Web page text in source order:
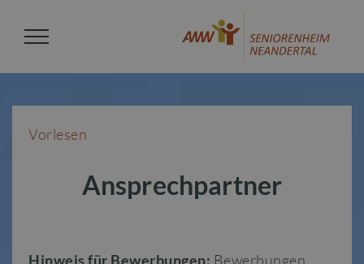
Inhalt
Vorlesen
Ansprechpartner
Hinweis für Bewerbungen: Bewerbungen